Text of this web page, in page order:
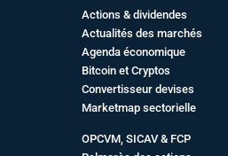
Actions & dividendes
Actualités des marchés
Agenda économique
Bitcoin et Cryptos
Convertisseur devises
Marketmap sectorielle
OPCVM, SICAV & FCP